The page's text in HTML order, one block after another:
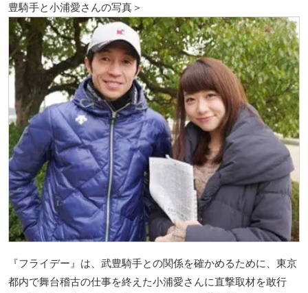
豊騎手と小浦愛さんの写真＞
『フライデー』は、武豊騎手との関係を確かめるために、東京
都内で舞台稽古の仕事を終えた小浦愛さんに直撃取材を敢行